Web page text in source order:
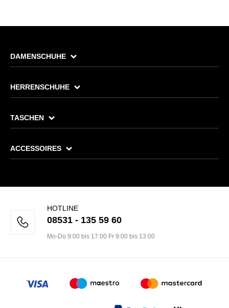
DAMENSCHUHE
HERRENSCHUHE
TASCHEN
ACCESSOIRES
HOTLINE
08531 - 135 59 60
Mo-Do 9:00 bis 17:00 Fr 9:00 bis 13:00